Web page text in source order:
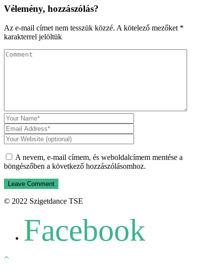
Vélemény, hozzászólás?
Az e-mail címet nem tesszük közzé. A kötelező mezőket *
karakterrel jelöltük
A nevem, e-mail címem, és weboldalcímem mentése a
böngészőben a következő hozzászólásomhoz.
© 2022 Szigetdance TSE
Facebook